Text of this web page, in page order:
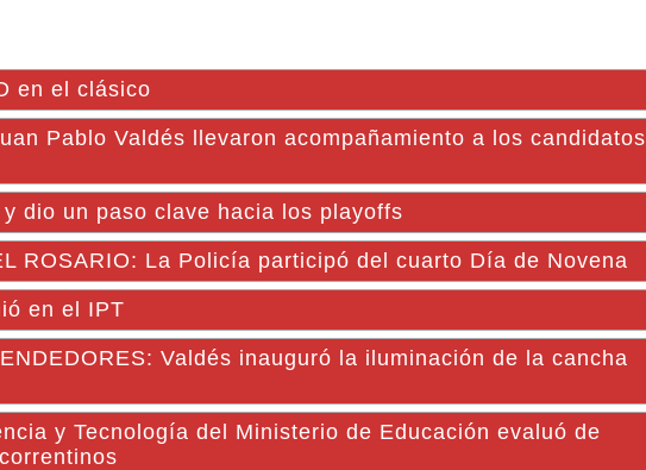
en el clásico
Pablo Valdés llevaron acompañamiento a los candidatos
dio un paso clave hacia los playoffs
ROSARIO: La Policía participó del cuarto Día de Novena
en el IPT
Valdés inauguró la iluminación de la cancha
y Tecnología del Ministerio de Educación evaluó de